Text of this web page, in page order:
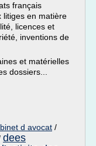
français
litiges en matière
licences et
inventions de
et matérielles
dossiers...
d avocat /
dees